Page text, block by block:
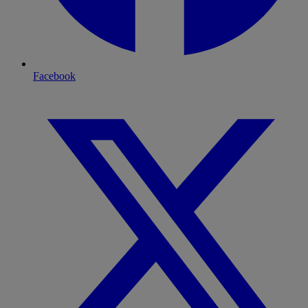
Facebook